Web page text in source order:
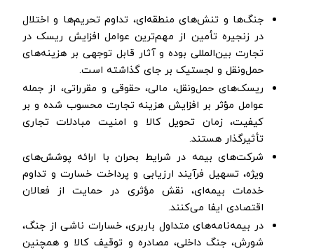
جنگ‌ها و تنش‌های منطقه‌ای، تداوم تحریم‌ها و اختلال
در زنجیره تأمین از مهم‌ترین عوامل افزایش ریسک در
تجارت بین‌المللی بوده و آثار قابل توجهی بر هزینه‌های
حمل‌ونقل و لجستیک بر جای گذاشته است.
ریسک‌های حمل‌ونقل، مالی، حقوقی و مقرراتی، از جمله
عوامل مؤثر بر افزایش هزینه تجارت محسوب شده و بر
کیفیت، زمان تحویل کالا و امنیت مبادلات تجاری
تأثیرگذار هستند.
شرکت‌های بیمه در شرایط بحران با ارائه پوشش‌های
ویژه، تسهیل فرآیند ارزیابی و پرداخت خسارت و تداوم
خدمات بیمه‌ای، نقش مؤثری در حمایت از فعالان
اقتصادی ایفا می‌کنند.
در بیمه‌نامه‌های متداول باربری، خسارات ناشی از جنگ،
شورش، جنگ داخلی، مصادره و توقیف کالا و همچنین